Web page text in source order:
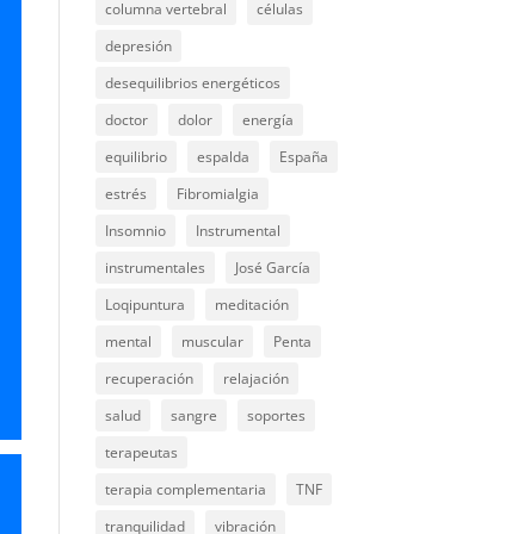
columna vertebral
células
depresión
desequilibrios energéticos
doctor
dolor
energía
equilibrio
espalda
España
estrés
Fibromialgia
Insomnio
Instrumental
instrumentales
José García
Loqipuntura
meditación
mental
muscular
Penta
recuperación
relajación
salud
sangre
soportes
terapeutas
terapia complementaria
TNF
tranquilidad
vibración